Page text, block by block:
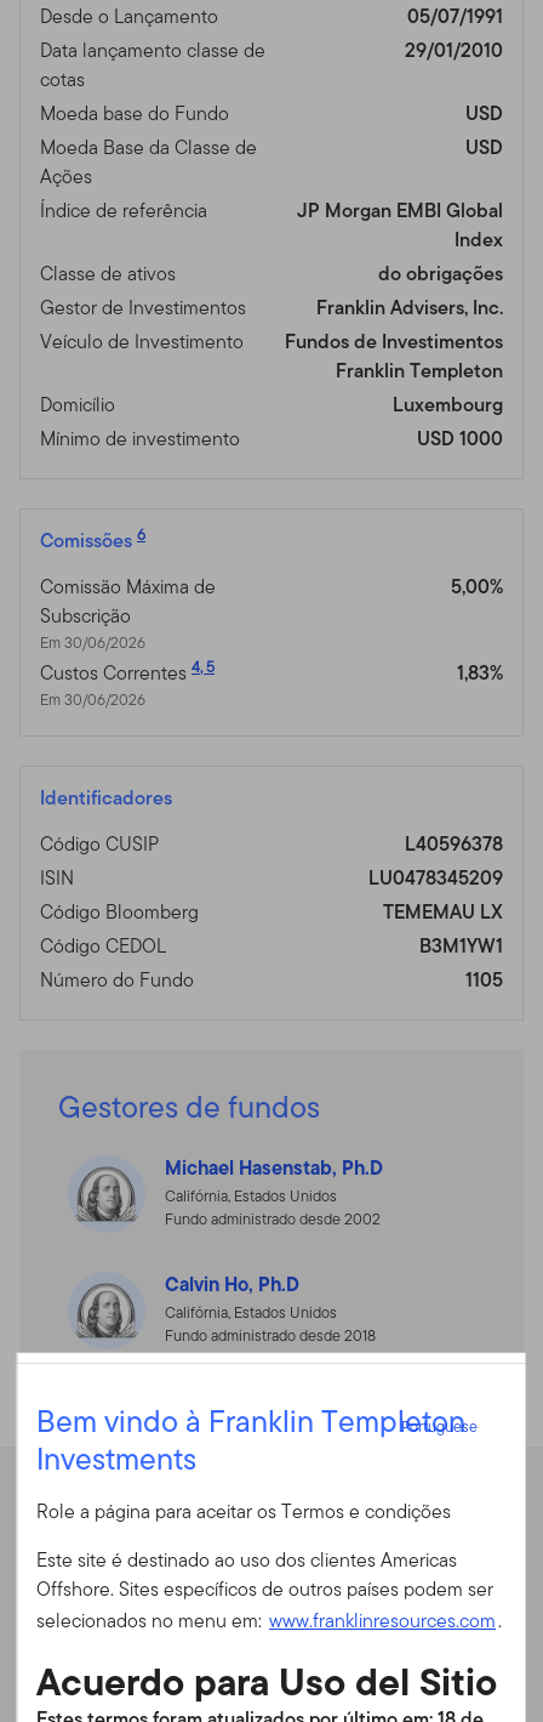
Entrar
ID do usuário
Senha
Desde o Lançamento
05/07/1991
Data lançamento classe de
cotas
29/01/2010
Moeda base do Fundo
USD
Moeda Base da Classe de
Ações
USD
Índice de referência
JP Morgan EMBI Global
Index
Classe de ativos
do obrigações
Gestor de Investimentos
Franklin Advisers, Inc.
Veículo de Investimento
Fundos de Investimentos
Franklin Templeton
Domicílio
Luxembourg
Mínimo de investimento
USD 1000
Comissões 6
Comissão Máxima de
Subscrição
Em 30/06/2026
5,00%
Custos Correntes 4,5
Em 30/06/2026
1,83%
Identificadores
Código CUSIP
L40596378
ISIN
LU0478345209
Código Bloomberg
TEMEMAU LX
Código CEDOL
B3M1YW1
Número do Fundo
1105
Gestores de fundos
Michael Hasenstab, Ph.D
Califórnia, Estados Unidos
Fundo administrado desde 2002
Calvin Ho, Ph.D
Califórnia, Estados Unidos
Fundo administrado desde 2018
Desempenho
Rentabilidade anual
Rentabilidade anual
Bem vindo à Franklin Templeton
Investments
Portuguese
Role a página para aceitar os Termos e condições
Este site é destinado ao uso dos clientes Americas
Offshore. Sites específicos de outros países podem ser
selecionados no menu em: www.franklinresources.com.
Acuerdo para Uso del Sitio